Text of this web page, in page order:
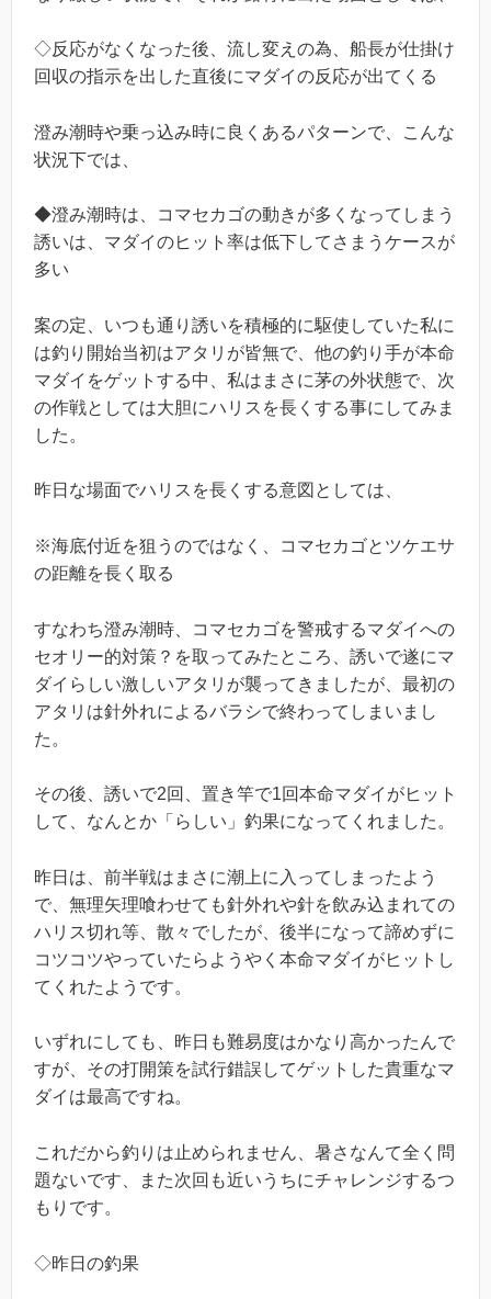
◇反応がなくなった後、流し変えの為、船長が仕掛け
回収の指示を出した直後にマダイの反応が出てくる
澄み潮時や乗っ込み時に良くあるパターンで、こんな
状況下では、
◆澄み潮時は、コマセカゴの動きが多くなってしまう
誘いは、マダイのヒット率は低下してさまうケースが
多い
案の定、いつも通り誘いを積極的に駆使していた私に
は釣り開始当初はアタリが皆無で、他の釣り手が本命
マダイをゲットする中、私はまさに茅の外状態で、次
の作戦としては大胆にハリスを長くする事にしてみま
した。
昨日な場面でハリスを長くする意図としては、
※海底付近を狙うのではなく、コマセカゴとツケエサ
の距離を長く取る
すなわち澄み潮時、コマセカゴを警戒するマダイへの
セオリー的対策？を取ってみたところ、誘いで遂にマ
ダイらしい激しいアタリが襲ってきましたが、最初の
アタリは針外れによるバラシで終わってしまいまし
た。
その後、誘いで2回、置き竿で1回本命マダイがヒット
して、なんとか「らしい」釣果になってくれました。
昨日は、前半戦はまさに潮上に入ってしまったよう
で、無理矢理喰わせても針外れや針を飲み込まれての
ハリス切れ等、散々でしたが、後半になって諦めずに
コツコツやっていたらようやく本命マダイがヒットし
てくれたようです。
いずれにしても、昨日も難易度はかなり高かったんで
すが、その打開策を試行錯誤してゲットした貴重なマ
ダイは最高ですね。
これだから釣りは止められません、暑さなんて全く問
題ないです、また次回も近いうちにチャレンジするつ
もりです。
◇昨日の釣果